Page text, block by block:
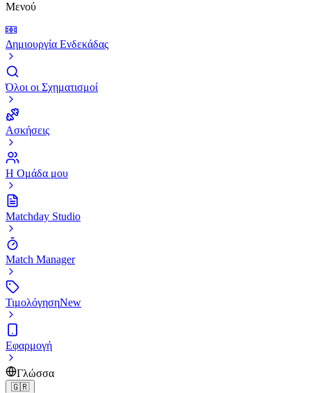
Μενού
Δημιουργία Ενδεκάδας
Όλοι οι Σχηματισμοί
Ασκήσεις
Η Ομάδα μου
Matchday Studio
Match Manager
ΤιμολόγησηNew
Εφαρμογή
Γλώσσα
🇬🇷